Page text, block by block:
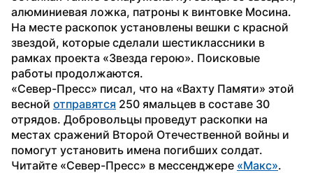
алюминиевая ложка, патроны к винтовке Мосина.
На месте раскопок установлены вешки с красной
звездой, которые сделали шестиклассники в
рамках проекта «Звезда герою». Поисковые
работы продолжаются.
«Север-Пресс» писал, что на «Вахту Памяти» этой
весной отправятся 250 ямальцев в составе 30
отрядов. Добровольцы проведут раскопки на
местах сражений Второй Отечественной войны и
помогут установить имена погибших солдат.
Читайте «Север-Пресс» в мессенджере «Макс».